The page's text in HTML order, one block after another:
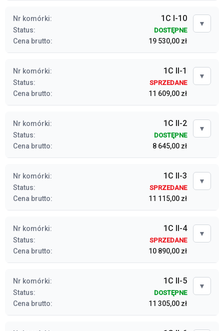
Nr komórki: 1C I-10
Status: DOSTĘPNE
Cena brutto: 19 530,00 zł
▼
Nr komórki: 1C II-1
Status: SPRZEDANE
Cena brutto: 11 609,00 zł
▼
Nr komórki: 1C II-2
Status: DOSTĘPNE
Cena brutto: 8 645,00 zł
▼
Nr komórki: 1C II-3
Status: SPRZEDANE
Cena brutto: 11 115,00 zł
▼
Nr komórki: 1C II-4
Status: SPRZEDANE
Cena brutto: 10 890,00 zł
▼
Nr komórki: 1C II-5
Status: DOSTĘPNE
Cena brutto: 11 305,00 zł
▼